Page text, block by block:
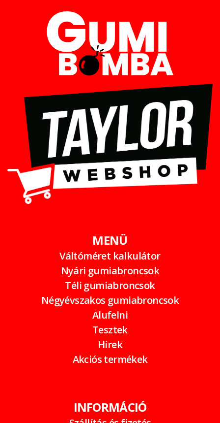
MENÜ
Váltóméret kalkulátor
Nyári gumiabroncsok
Téli gumiabroncsok
Négyévszakos gumiabroncsok
Alufelni
Tesztek
Hírek
Akciós termékek
INFORMÁCIÓ